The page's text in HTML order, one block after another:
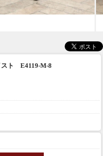
スト E4119-M-8